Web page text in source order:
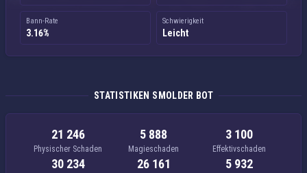
Bann-Rate
3.16%
Schwierigkeit
Leicht
STATISTIKEN SMOLDER BOT
21 246
Physischer Schaden
5 888
Magieschaden
3 100
Effektivschaden
30 234 26 161 5 932